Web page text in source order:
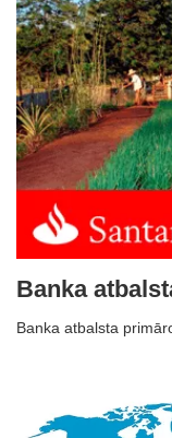
Banka
Banka atbalsta